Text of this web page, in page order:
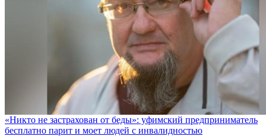
«Никто не заcтрахован от беды»: уфимский предприниматель
бесплатно парит и моет людей с инвалидностью